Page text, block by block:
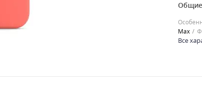
более
Общие
Max
Все